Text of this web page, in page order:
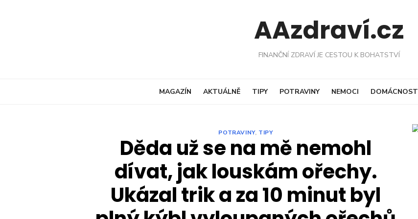
AAzdraví.cz
FINANČNÍ ZDRAVÍ JE CESTOU K BOHATSTVÍ
MAGAZÍN AKTUÁLNĚ TIPY POTRAVINY NEMOCI DOMÁCNOST
POTRAVINY, TIPY
Děda už se na mě nemohl
dívat, jak louskám ořechy.
Ukázal trik a za 10 minut byl